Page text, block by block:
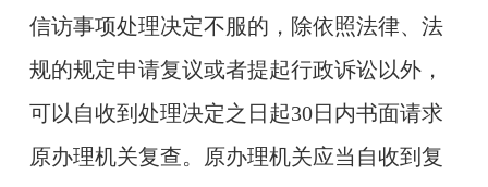
信访事项处理决定不服的，除依照法律、法
规的规定申请复议或者提起行政诉讼以外，
可以自收到处理决定之日起30日内书面请求
原办理机关复查。原办理机关应当自收到复